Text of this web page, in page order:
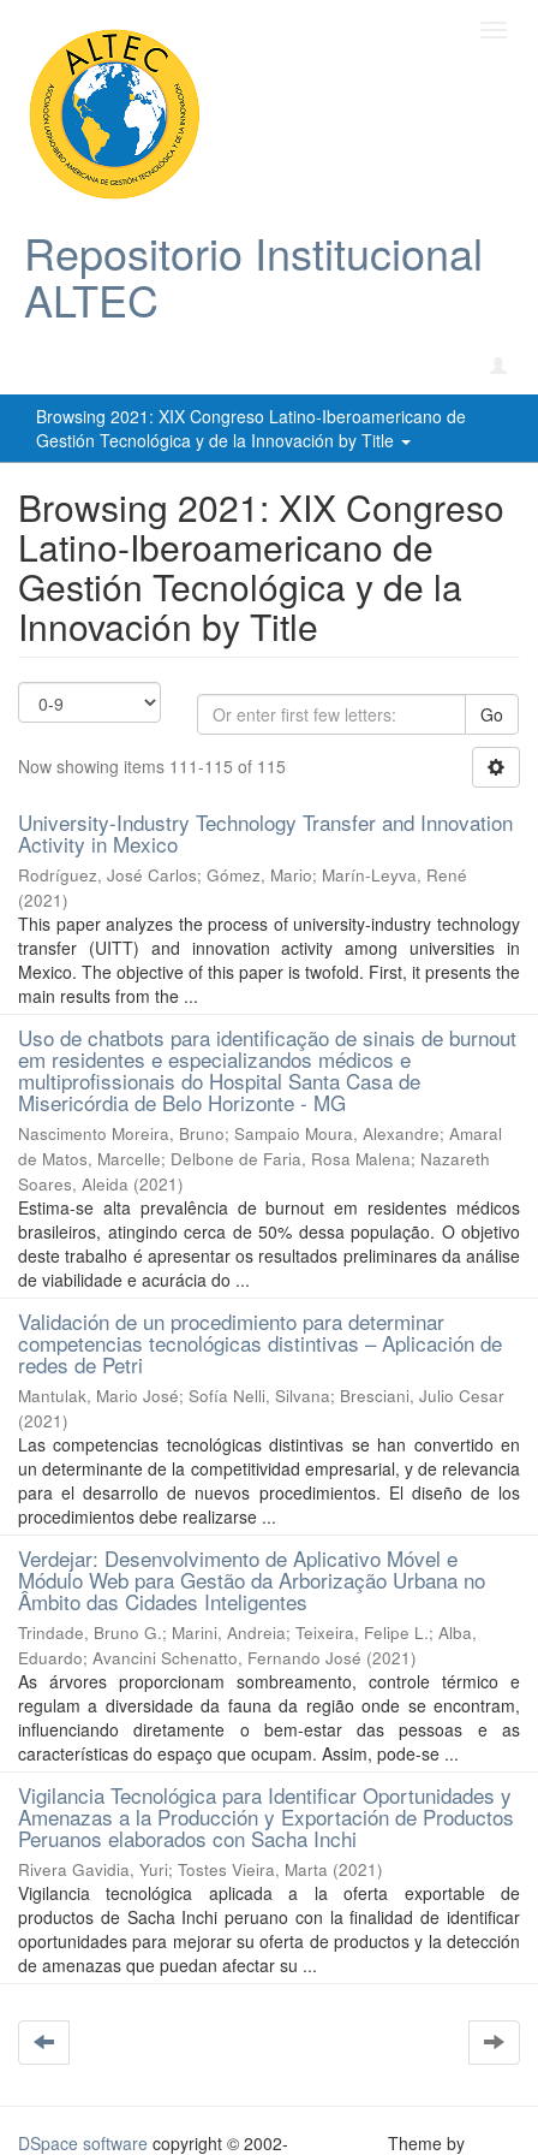
Repositorio Institucional
ALTEC
Browsing 2021: XIX Congreso Latino-Iberoamericano de
Gestión Tecnológica y de la Innovación by Title
Browsing 2021: XIX Congreso
Latino-Iberoamericano de
Gestión Tecnológica y de la
Innovación by Title
Go
Now showing items 111-115 of 115
University-Industry Technology Transfer and Innovation
Activity in Mexico
Rodríguez, José Carlos; Gómez, Mario; Marín-Leyva, René
(2021)
This paper analyzes the process of university-industry technology
transfer (UITT) and innovation activity among universities in
Mexico. The objective of this paper is twofold. First, it presents the
main results from the ...
Uso de chatbots para identificação de sinais de burnout
em residentes e especializandos médicos e
multiprofissionais do Hospital Santa Casa de
Misericórdia de Belo Horizonte - MG
Nascimento Moreira, Bruno; Sampaio Moura, Alexandre; Amaral
de Matos, Marcelle; Delbone de Faria, Rosa Malena; Nazareth
Soares, Aleida (2021)
Estima-se alta prevalência de burnout em residentes médicos
brasileiros, atingindo cerca de 50% dessa população. O objetivo
deste trabalho é apresentar os resultados preliminares da análise
de viabilidade e acurácia do ...
Validación de un procedimiento para determinar
competencias tecnológicas distintivas – Aplicación de
redes de Petri
Mantulak, Mario José; Sofía Nelli, Silvana; Bresciani, Julio Cesar
(2021)
Las competencias tecnológicas distintivas se han convertido en
un determinante de la competitividad empresarial, y de relevancia
para el desarrollo de nuevos procedimientos. El diseño de los
procedimientos debe realizarse ...
Verdejar: Desenvolvimento de Aplicativo Móvel e
Módulo Web para Gestão da Arborização Urbana no
Âmbito das Cidades Inteligentes
Trindade, Bruno G.; Marini, Andreia; Teixeira, Felipe L.; Alba,
Eduardo; Avancini Schenatto, Fernando José (2021)
As árvores proporcionam sombreamento, controle térmico e
regulam a diversidade da fauna da região onde se encontram,
influenciando diretamente o bem-estar das pessoas e as
características do espaço que ocupam. Assim, pode-se ...
Vigilancia Tecnológica para Identificar Oportunidades y
Amenazas a la Producción y Exportación de Productos
Peruanos elaborados con Sacha Inchi
Rivera Gavidia, Yuri; Tostes Vieira, Marta (2021)
Vigilancia tecnológica aplicada a la oferta exportable de
productos de Sacha Inchi peruano con la finalidad de identificar
oportunidades para mejorar su oferta de productos y la detección
de amenazas que puedan afectar su ...
DSpace software copyright © 2002- Theme by